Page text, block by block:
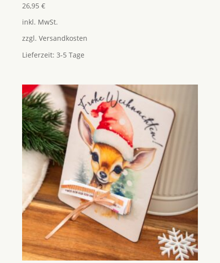
26,95 €
inkl. MwSt.
zzgl. Versandkosten
Lieferzeit: 3-5 Tage